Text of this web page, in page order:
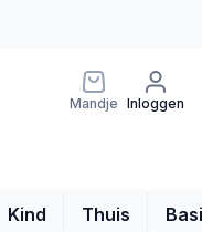
Mandje Inloggen
Kind Thuis